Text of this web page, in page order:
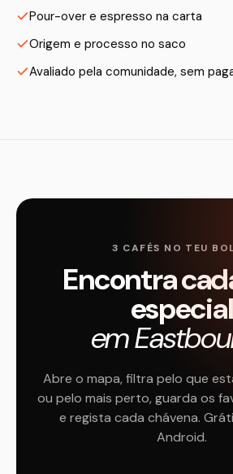
Pour-over e espresso na carta
Origem e processo no saco
Avaliado pela comunidade, sem
3 CAFÉS NO TEU
Encontra
especial
em
Abre o mapa, filtra pelo que
ou pelo mais perto, guarda os
e regista cada chávena.
Android.